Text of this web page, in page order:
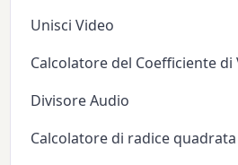
Unisci Video
Calcolatore del Coefficiente di
Divisore Audio
Calcolatore di radice quadrata